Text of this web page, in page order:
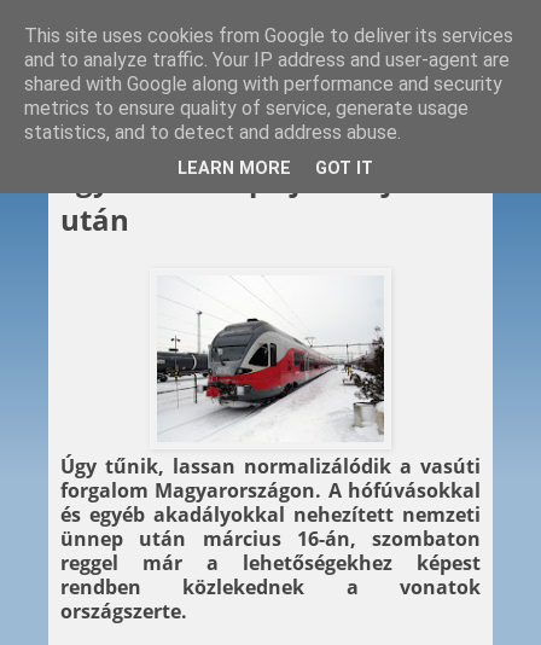
2013. 03. 16.
Egy nehéz nap éjszakája –
után
Úgy tűnik, lassan normalizálódik a vasúti
forgalom Magyarországon. A hófúvásokkal
és egyéb akadályokkal nehezített nemzeti
ünnep után március 16-án, szombaton
reggel már a lehetőségekhez képest
rendben közlekednek a vonatok
országszerte.
This site uses cookies from Google to deliver its services
and to analyze traffic. Your IP address and user-agent are
shared with Google along with performance and security
metrics to ensure quality of service, generate usage
statistics, and to detect and address abuse.
LEARN MORE GOT IT